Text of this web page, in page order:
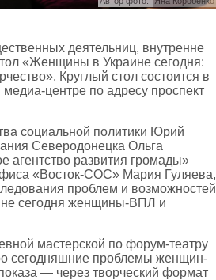
деятельниц, внутренне
«Женщины в Украине сегодня:
Круглый стол состоится в
центре по адресу проспект
социальной политики Юрий
Северодонецка Ольга
агентство развития громады»
«Восток-СОС» Мария Гуляева,
проблем и возможностей
сегодня женщины-ВПЛ и
мастерской по форум-театру
сегодняшние проблемы женщин-
— через творческий формат